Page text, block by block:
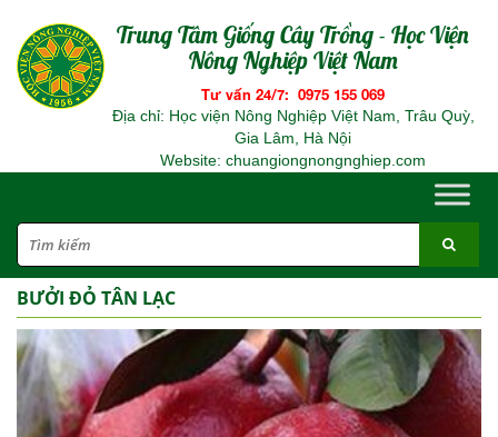
Trung Tâm Giống Cây Trồng - Học Viện
Nông Nghiệp Việt Nam
Tư vấn 24/7: 0975 155 069
Địa chỉ: Học viện Nông Nghiệp Việt Nam, Trâu Quỳ,
Gia Lâm, Hà Nội
Website: chuangiongnongnghiep.com
BƯỞI ĐỎ TÂN LẠC